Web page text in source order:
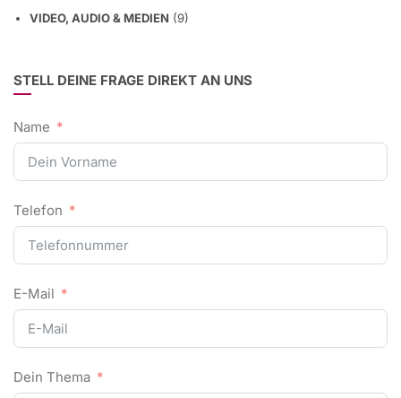
VIDEO, AUDIO & MEDIEN (9)
STELL DEINE FRAGE DIREKT AN UNS
Name
Telefon
E-Mail
Dein Thema